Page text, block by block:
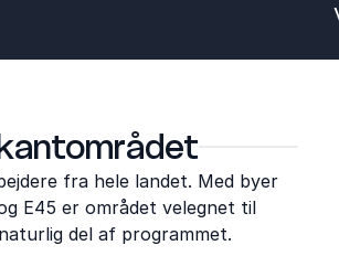
fra hele landet. Med byer
E45 er området velegnet til
del af programmet.